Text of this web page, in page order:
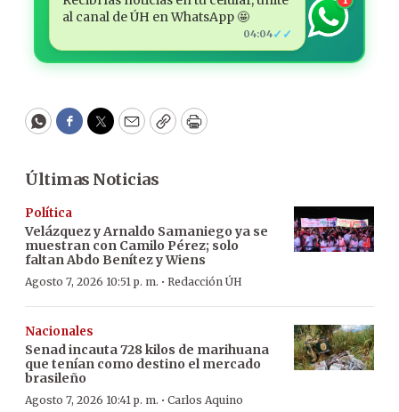
al canal de ÚH en WhatsApp 🤩
04:04✓✓
WhatsApp
Facebook
Twitter
EmailCopyPrint
Últimas Noticias
Política
Velázquez y Arnaldo Samaniego ya se
muestran con Camilo Pérez; solo
faltan Abdo Benítez y Wiens
Agosto 7, 2026 10:51 p. m. · Redacción ÚH
Nacionales
Senad incauta 728 kilos de marihuana
que tenían como destino el mercado
brasileño
Agosto 7, 2026 10:41 p. m. · Carlos Aquino